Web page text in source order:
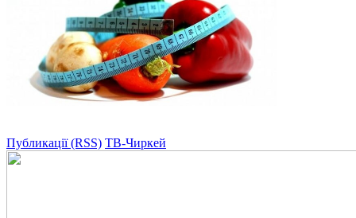
Публикації (RSS) ТВ-Чиркей